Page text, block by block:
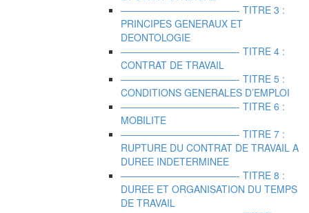
————————————- TITRE 3 :
PRINCIPES GENERAUX ET
DEONTOLOGIE
————————————- TITRE 4 :
CONTRAT DE TRAVAIL
————————————- TITRE 5 :
CONDITIONS GENERALES D’EMPLOI
————————————- TITRE 6 :
MOBILITE
————————————- TITRE 7 :
RUPTURE DU CONTRAT DE TRAVAIL A
DUREE INDETERMINEE
————————————- TITRE 8 :
DUREE ET ORGANISATION DU TEMPS
DE TRAVAIL